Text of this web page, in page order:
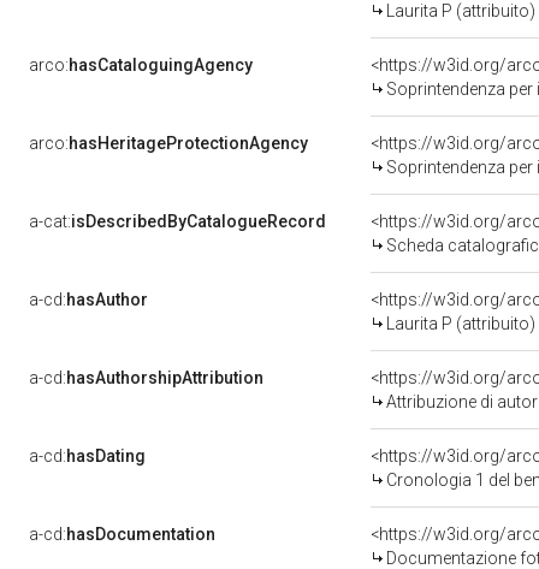
Laurita P (attribuito)
arco:hasCataloguingAgency
<https://w3id.org/
Soprintendenza
arco:hasHeritageProtectionAgency
<https://w3id.org/
Soprintendenza
a-cat:isDescribedByCatalogueRecord
<https://w3id.org/
Scheda
a-cd:hasAuthor
<https://w3id.org/
Laurita P (attribuito)
a-cd:hasAuthorshipAttribution
<https://w3id.org/
Attribuzione di
a-cd:hasDating
<https://w3id.org/
Cronologia 1 del
a-cd:hasDocumentation
Documentazione